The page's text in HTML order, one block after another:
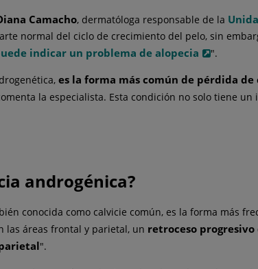
Camacho, dermatóloga responsable de la
normal del ciclo de crecimiento del pelo, sin
indicar un problema de alopecia ".
es la forma más común de pérdida de
la especialista. Esta condición no solo tiene
androgénica?
conocida como calvicie común, es la forma más
las áreas frontal y parietal, un retroceso
".